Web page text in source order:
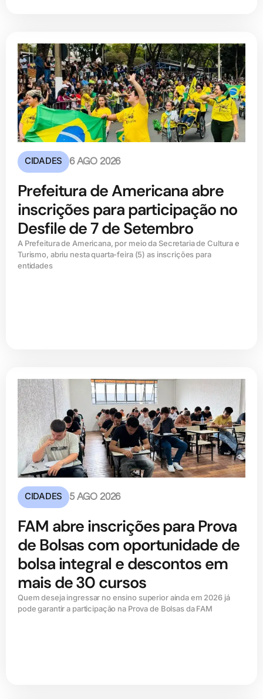
CIDADES 6 AGO 2026
Prefeitura de Americana abre
inscrições para participação no
Desfile de 7 de Setembro
A Prefeitura de Americana, por meio da Secretaria de Cultura e
Turismo, abriu nesta quarta-feira (5) as inscrições para
entidades
CIDADES 5 AGO 2026
FAM abre inscrições para Prova
de Bolsas com oportunidade de
bolsa integral e descontos em
mais de 30 cursos
Quem deseja ingressar no ensino superior ainda em 2026 já
pode garantir a participação na Prova de Bolsas da FAM